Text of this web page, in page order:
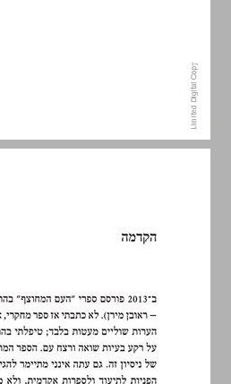
הקדמה ... 7